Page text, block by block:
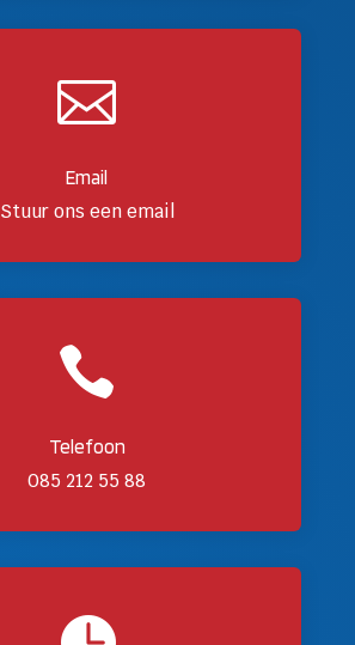

Email
Stuur ons een email

Telefoon
085 212 55 88